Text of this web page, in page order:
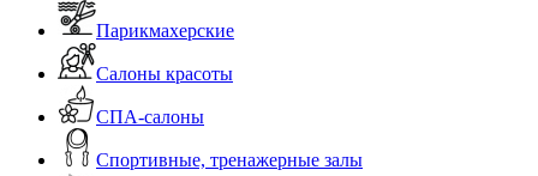
Парикмахерские
Салоны красоты
СПА-салоны
Спортивные, тренажерные залы